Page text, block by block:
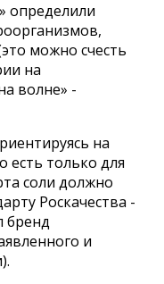
определили
можно счесть
на
волне» -
на
есть только для
соли должно
Роскачества -
бренд
и